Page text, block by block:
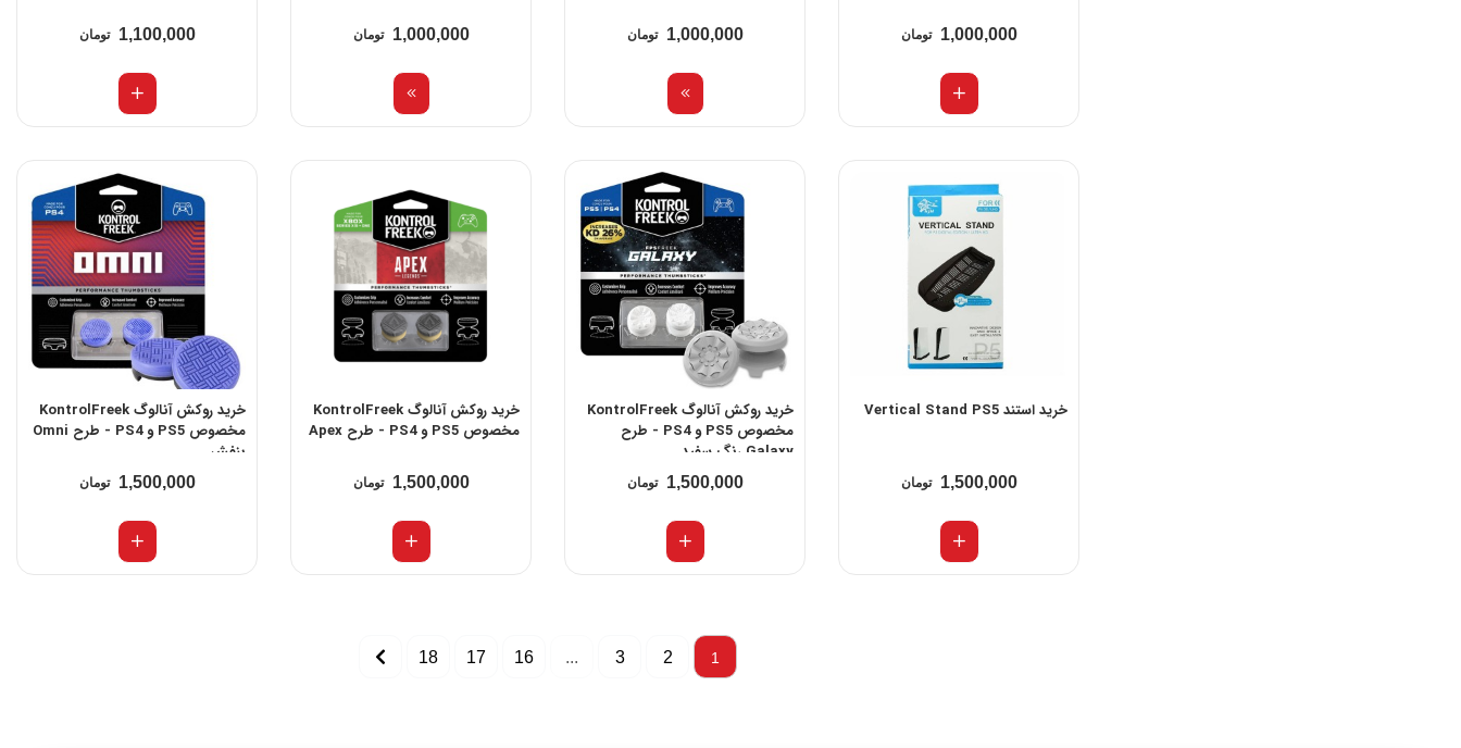
1,000,000 تومان 1,000,000 تومان 1,000,000 تومان 1,100,000 تومان
خرید استند Vertical Stand PS5
1,500,000 تومان
خرید روکش آنالوگ KontrolFreek
مخصوص PS5 و PS4 - طرح
Galaxy رنگ سفید
1,500,000 تومان
خرید روکش آنالوگ KontrolFreek
مخصوص PS5 و PS4 - طرح Apex
1,500,000 تومان
خرید روکش آنالوگ KontrolFreek
مخصوص PS5 و PS4 - طرح Omni
بنفش
1,500,000 تومان
1
2
3
...
16
17
18